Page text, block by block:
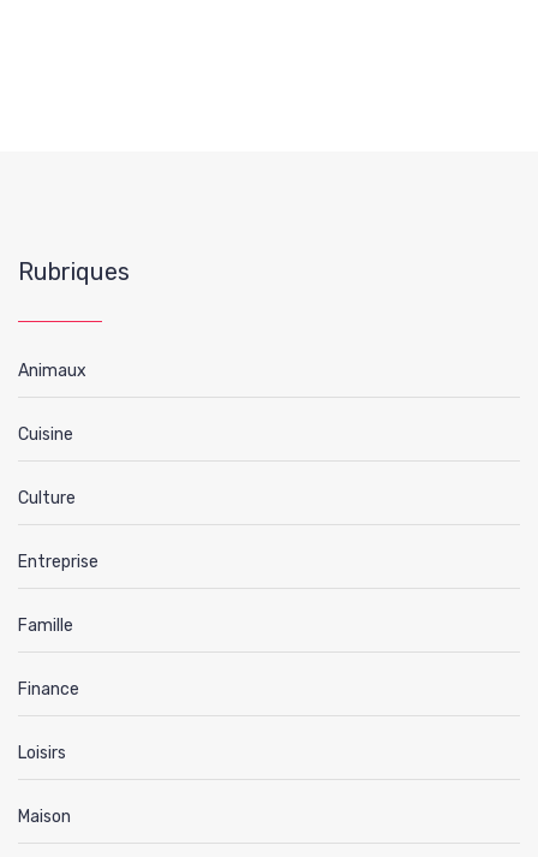
Rubriques
Animaux
Cuisine
Culture
Entreprise
Famille
Finance
Loisirs
Maison